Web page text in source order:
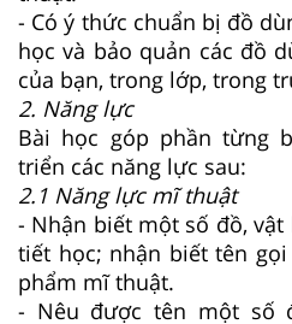
- Có ý thức chuẩn bị đồ
học và bảo quản các đồ
của bạn, trong lớp, trong
2. Năng lực
Bài học góp phần từng
triển các năng lực sau:
2.1 Năng lực mĩ thuật
- Nhận biết một số đồ,
tiết học; nhận biết tên
phẩm mĩ thuật.
- Nêu được tên một số